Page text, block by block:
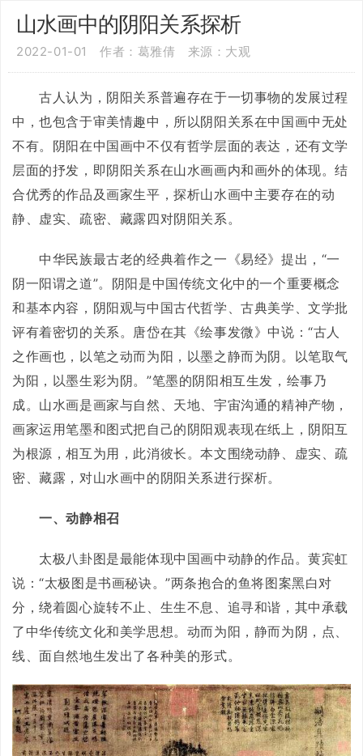
山水画中的阴阳关系探析
2022-01-01 作者：葛雅倩 来源：大观
古人认为，阴阳关系普遍存在于一切事物的发展过程
中，也包含于审美情趣中，所以阴阳关系在中国画中无处
不有。阴阳在中国画中不仅有哲学层面的表达，还有文学
层面的抒发，即阴阳关系在山水画画内和画外的体现。结
合优秀的作品及画家生平，探析山水画中主要存在的动
静、虚实、疏密、藏露四对阴阳关系。
中华民族最古老的经典着作之一《易经》提出，“一
阴一阳谓之道”。阴阳是中国传统文化中的一个重要概念
和基本内容，阴阳观与中国古代哲学、古典美学、文学批
评有着密切的关系。唐岱在其《绘事发微》中说：“古人
之作画也，以笔之动而为阳，以墨之静而为阴。以笔取气
为阳，以墨生彩为阴。”笔墨的阴阳相互生发，绘事乃
成。山水画是画家与自然、天地、宇宙沟通的精神产物，
画家运用笔墨和图式把自己的阴阳观表现在纸上，阴阳互
为根源，相互为用，此消彼长。本文围绕动静、虚实、疏
密、藏露，对山水画中的阴阳关系进行探析。
一、动静相召
太极八卦图是最能体现中国画中动静的作品。黄宾虹
说：“太极图是书画秘诀。”两条抱合的鱼将图案黑白对
分，绕着圆心旋转不止、生生不息、追寻和谐，其中承载
了中华传统文化和美学思想。动而为阳，静而为阴，点、
线、面自然地生发出了各种美的形式。